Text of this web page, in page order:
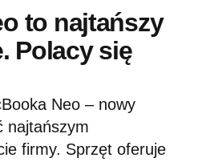
to najtańszy
Polacy się
Neo – nowy
najtańszym
firmy. Sprzęt oferuje